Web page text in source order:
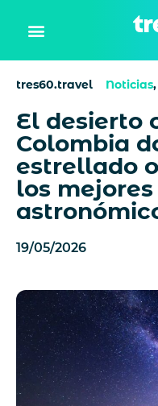
tres60.travel Noticias,
El desierto
Colombia
estrellado
los
19/05/2026